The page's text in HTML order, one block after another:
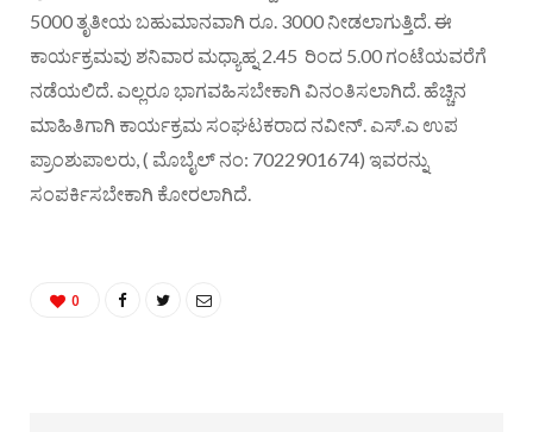
5000 ತೃತೀಯ ಬಹುಮಾನವಾಗಿ ರೂ. 3000 ನೀಡಲಾಗುತ್ತಿದೆ. ಈ
ಕಾರ್ಯಕ್ರಮವು ಶನಿವಾರ ಮಧ್ಯಾಹ್ನ 2.45 ರಿಂದ 5.00 ಗಂಟೆಯವರೆಗೆ
ನಡೆಯಲಿದೆ. ಎಲ್ಲರೂ ಭಾಗವಹಿಸಬೇಕಾಗಿ ವಿನಂತಿಸಲಾಗಿದೆ. ಹೆಚ್ಚಿನ
ಮಾಹಿತಿಗಾಗಿ ಕಾರ್ಯಕ್ರಮ ಸಂಘಟಕರಾದ ನವೀನ್. ಎಸ್.ಎ ಉಪ
ಪ್ರಾಂಶುಪಾಲರು, ( ಮೊಬೈಲ್ ನಂ: 7022901674) ಇವರನ್ನು
ಸಂಪರ್ಕಿಸಬೇಕಾಗಿ ಕೋರಲಾಗಿದೆ.
0